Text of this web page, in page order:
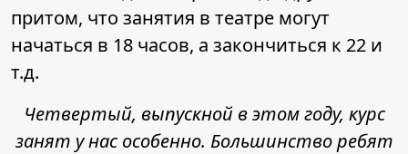
притом, что занятия в театре могут
начаться в 18 часов, а закончиться к 22 и
т.д.
Четвертый, выпускной в этом году, курс
занят у нас особенно. Большинство ребят